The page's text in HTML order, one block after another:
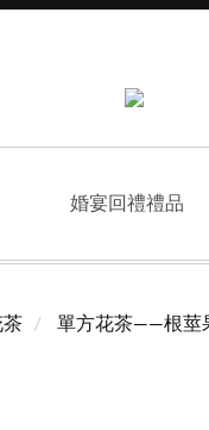
婚宴回禮禮品
茶 單方花茶——根莖